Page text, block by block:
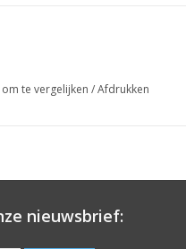
te vergelijken /Afdrukken
nieuwsbrief: